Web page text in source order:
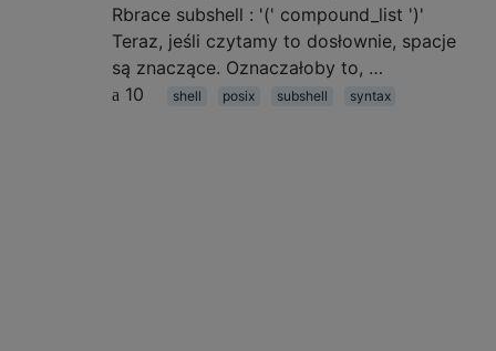
Rbrace subshell : '(' compound_list ')'
Teraz, jeśli czytamy to dosłownie, spacje
są znaczące. Oznaczałoby to, …
10
shell posix subshell syntax